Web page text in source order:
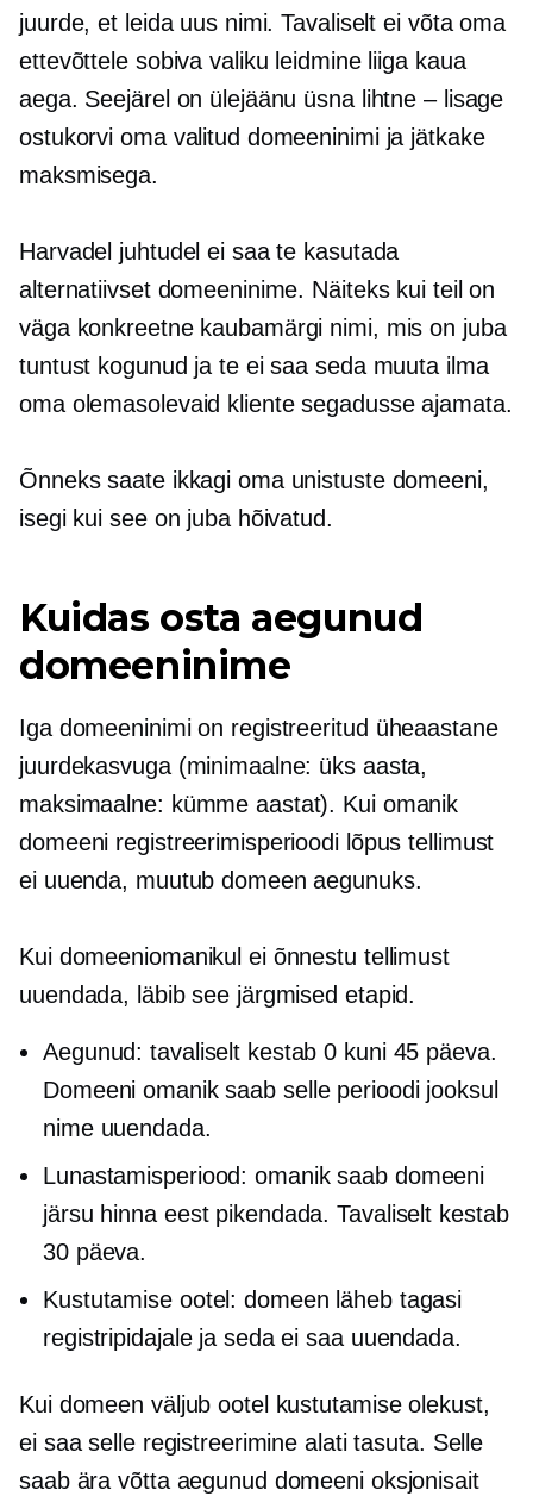
juurde, et leida uus nimi. Tavaliselt ei võta oma
ettevõttele sobiva valiku leidmine liiga kaua
aega. Seejärel on ülejäänu üsna lihtne – lisage
ostukorvi oma valitud domeeninimi ja jätkake
maksmisega.
Harvadel juhtudel ei saa te kasutada
alternatiivset domeeninime. Näiteks kui teil on
väga konkreetne kaubamärgi nimi, mis on juba
tuntust kogunud ja te ei saa seda muuta ilma
oma olemasolevaid kliente segadusse ajamata.
Õnneks saate ikkagi oma unistuste domeeni,
isegi kui see on juba hõivatud.
Kuidas osta aegunud
domeeninime
Iga domeeninimi on registreeritud üheaastane
juurdekasvuga (minimaalne: üks aasta,
maksimaalne: kümme aastat). Kui omanik
domeeni registreerimisperioodi lõpus tellimust
ei uuenda, muutub domeen aegunuks.
Kui domeeniomanikul ei õnnestu tellimust
uuendada, läbib see järgmised etapid.
Aegunud: tavaliselt kestab 0 kuni 45 päeva.
Domeeni omanik saab selle perioodi jooksul
nime uuendada.
Lunastamisperiood: omanik saab domeeni
järsu hinna eest pikendada. Tavaliselt kestab
30 päeva.
Kustutamise ootel: domeen läheb tagasi
registripidajale ja seda ei saa uuendada.
Kui domeen väljub ootel kustutamise olekust,
ei saa selle registreerimine alati tasuta. Selle
saab ära võtta aegunud domeeni oksjonisait